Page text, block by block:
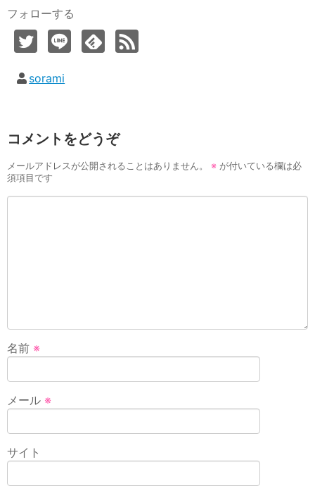
フォローする
sorami
コメントをどうぞ
メールアドレスが公開されることはありません。 ※ が付いている欄は必
須項目です
名前 ※
メール ※
サイト